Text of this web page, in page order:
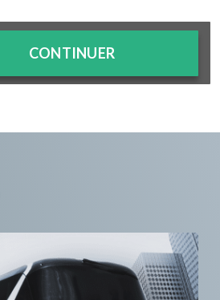
CONTINUER